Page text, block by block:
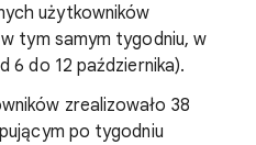
użytkowników
tym samym tygodniu, w
6 do 12 października).
zrealizowało 38
po tygodniu